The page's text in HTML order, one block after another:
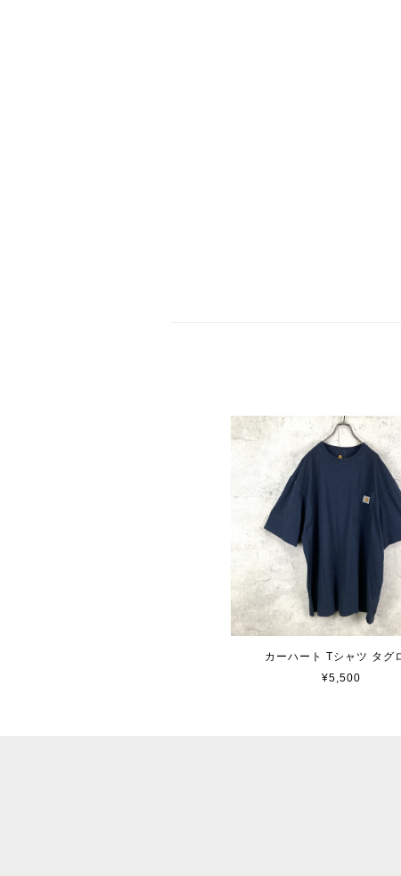
カーハート Tシャツ タグ
¥5,500